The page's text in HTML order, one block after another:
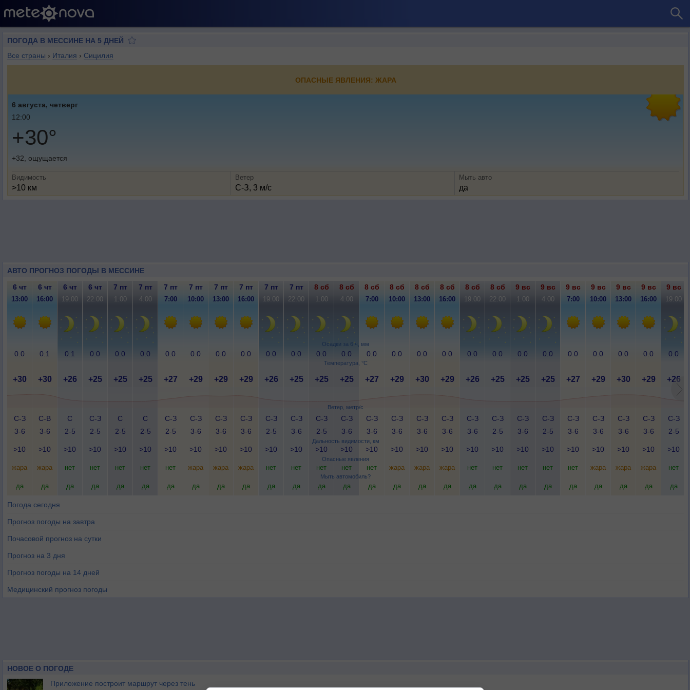
ПОГОДА В МЕССИНЕ НА 5 ДНЕЙ
Все страны › Италия › Сицилия
ОПАСНЫЕ ЯВЛЕНИЯ: ЖАРА
6 августа, четверг
12:00
+30°
+32, ощущается
Видимость
>10 км
Ветер
С-З, 3 м/с
Мыть авто
да
АВТО ПРОГНОЗ ПОГОДЫ В МЕССИНЕ
Осадки за 6 ч, мм
Температура, °C
Ветер, метр/с
Дальность видимости, км
Опасные явления
Мыть автомобиль?
6 чт 6 чт 6 чт 6 чт 7 пт 7 пт 7 пт 7 пт 7 пт 7 пт 7 пт 7 пт 8 сб 8 сб 8 сб 8 сб 8 сб 8 сб 8 сб 8 сб 9 вс 9 вс 9 вс 9 вс 9 вс 9 вс 9 вс
13:00 16:00 19:00 22:00 1:00 4:00 7:00 10:00 13:00 16:00 19:00 22:00 1:00 4:00 7:00 10:00 13:00 16:00 19:00 22:00 1:00 4:00 7:00 10:00 13:00 16:00 19:00
0.0 0.1 0.1 0.0 0.0 0.0 0.0 0.0 0.0 0.0 0.0 0.0 0.0 0.0 0.0 0.0 0.0 0.0 0.0 0.0 0.0 0.0 0.0 0.0 0.0 0.0 0.0
+30 +30 +26 +25 +25 +25 +27 +29 +29 +29 +26 +25 +25 +25 +27 +29 +30 +29 +26 +25 +25 +25 +27 +29 +30 +29 +26
С-З
3-6
С-В
3-6
С
2-5
С-З
2-5
С
2-5
С
2-5
С-З
2-5
С-З
3-6
С-З
3-6
С-З
3-6
С-З
2-5
С-З
3-6
С-З
2-5
С-З
3-6
С-З
3-6
С-З
3-6
С-З
3-6
С-З
3-6
С-З
3-6
С-З
2-5
С-З
3-6
С-З
2-5
С-З
3-6
С-З
3-6
С-З
3-6
С-З
3-6
С-З
2-5
>10 >10 >10 >10 >10 >10 >10 >10 >10 >10 >10 >10 >10 >10 >10 >10 >10 >10 >10 >10 >10 >10 >10 >10 >10 >10 >10
жара жара нет нет нет нет нет жара жара жара нет нет нет нет нет жара жара жара нет нет нет нет нет жара жара жара нет
да да да да да да да да да да да да да да да да да да да да да да да да да да да
Погода сегодня
Прогноз погоды на завтра
Почасовой прогноз на сутки
Прогноз на 3 дня
Прогноз погоды на 14 дней
Медицинский прогноз погоды
НОВОЕ О ПОГОДЕ
Приложение построит маршрут через тень